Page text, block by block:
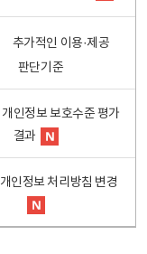
추가적인 이용·제공
판단기준
개인정보 보호수준 평가
결과
개인정보 처리방침 변경